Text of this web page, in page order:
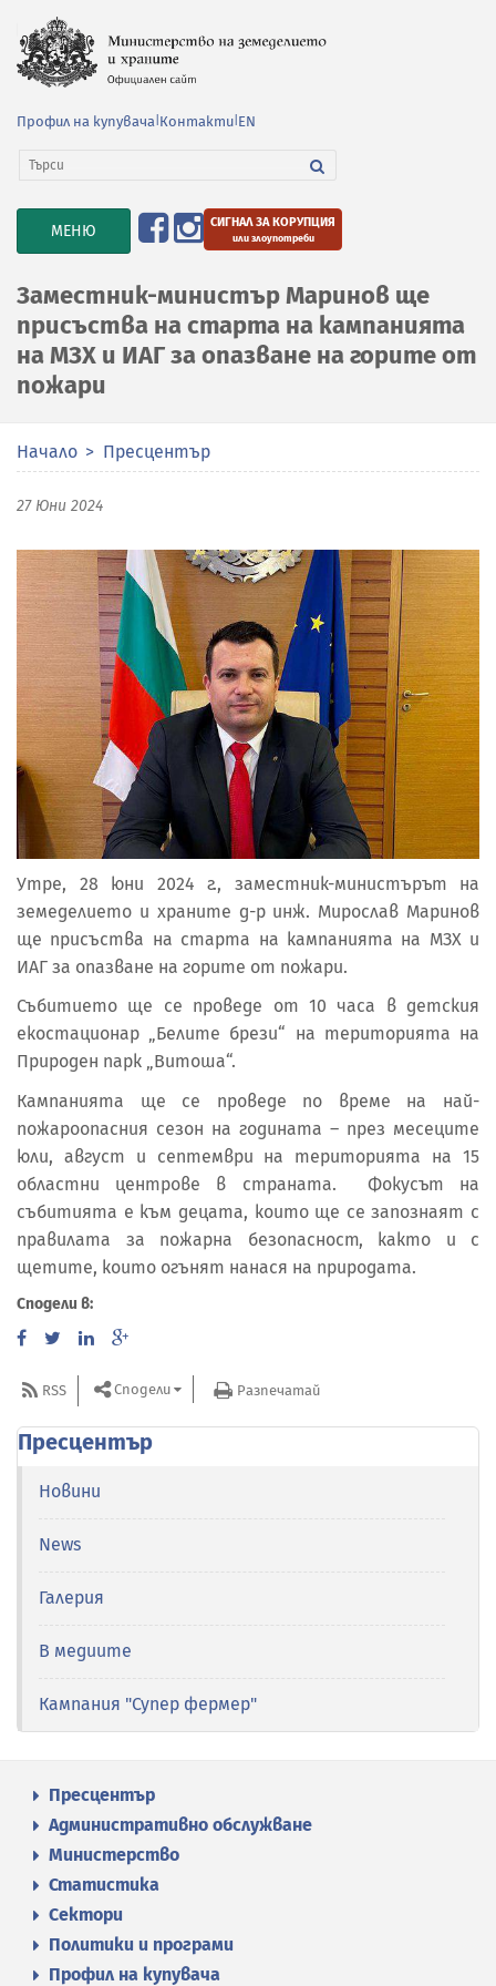
Профил на купувача Контакти EN
TOGGLE
NAVIGATION
МЕНЮ СИГНАЛ ЗА КОРУПЦИЯ
или злоупотреби
Заместник-министър Маринов ще
присъства на старта на кампанията
на МЗХ и ИАГ за опазване на горите от
пожари
Начало Пресцентър
27 Юни 2024
Утре, 28 юни 2024 г., заместник-министърът на
земеделието и храните д-р инж. Мирослав Маринов
ще присъства на старта на кампанията на МЗХ и
ИАГ за опазване на горите от пожари.
Събитието ще се проведе от 10 часа в детския
екостационар „Белите брези“ на територията на
Природен парк „Витоша“.
Кампанията ще се проведе по време на най-
пожароопасния сезон на годината – през месеците
юли, август и септември на територията на 15
областни центрове в страната. Фокусът на
събитията е към децата, които ще се запознаят с
правилата за пожарна безопасност, както и с
щетите, които огънят нанася на природата.
Сподели в:
RSS Сподели Разпечатай
Пресцентър
Новини
News
Галерия
В медиите
Кампания "Супер фермер"
Пресцентър
Административно обслужване
Министерство
Статистика
Сектори
Политики и програми
Профил на купувача